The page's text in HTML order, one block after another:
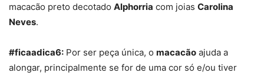
macacão preto decotado Alphorria com joias Carolina
Neves.
#ficaadica6: Por ser peça única, o macacão ajuda a
alongar, principalmente se for de uma cor só e/ou tiver